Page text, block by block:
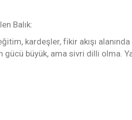
Balık:
kardeşler, fikir akışı
gücü büyük, ama sivri dilli olma.